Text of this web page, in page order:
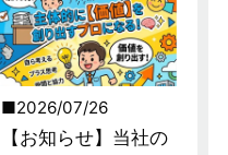
2026/07/26
【お知らせ】当社の